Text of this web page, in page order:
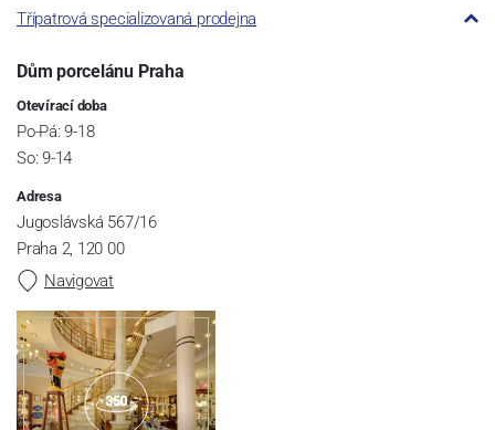
Třípatrová specializovaná prodejna
Dům porcelánu Praha
Otevírací doba
Po-Pá: 9-18
So: 9-14
Adresa
Jugoslávská 567/16
Praha 2, 120 00
Navigovat